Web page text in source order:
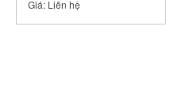
Giá: Liên hệ